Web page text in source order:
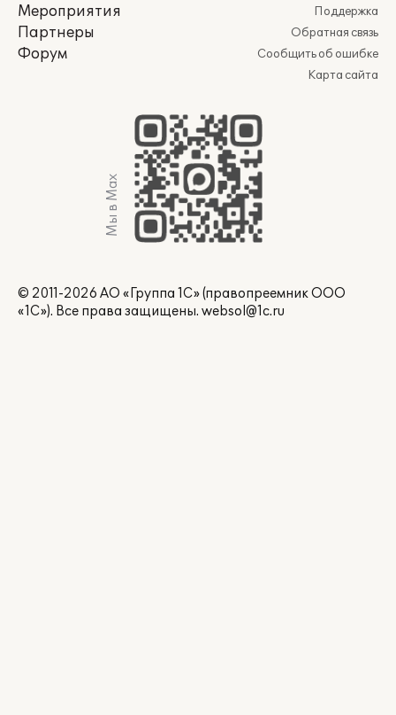
Мероприятия
Партнеры
Форум
Поддержка
Обратная связь
Сообщить об ошибке
Карта сайта
Мы в Max
© 2011-2026 АО «Группа 1С» (правопреемник ООО
«1С»). Все права защищены. websol@1c.ru